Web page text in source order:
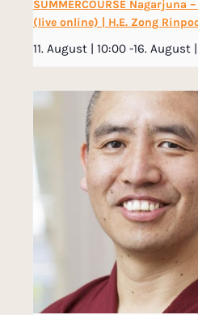
SUMMERCOURSE Nagarjuna
(live online) | H.E. Zong
11. August | 10:00 -16. August